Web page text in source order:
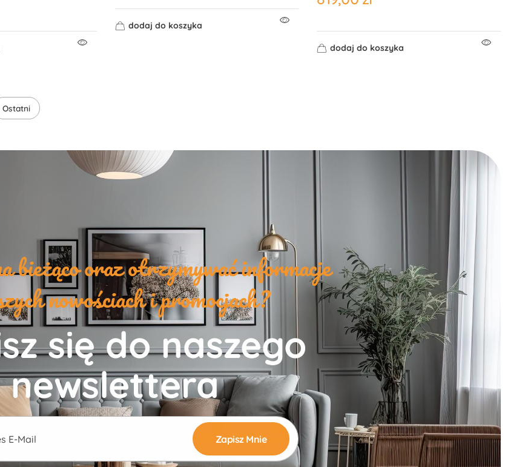
dodaj do koszyka
dodaj do koszyka
Ostatni
bieżąco oraz otrzymywać informacje
nowościach i promocjach?
się do naszego
newslettera